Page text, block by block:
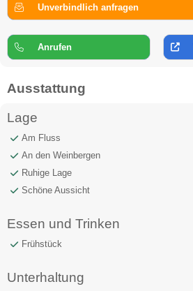
Unverbindlich anfragen
Anrufen
Ausstattung
Lage
Am Fluss
An den Weinbergen
Ruhige Lage
Schöne Aussicht
Essen und Trinken
Frühstück
Unterhaltung